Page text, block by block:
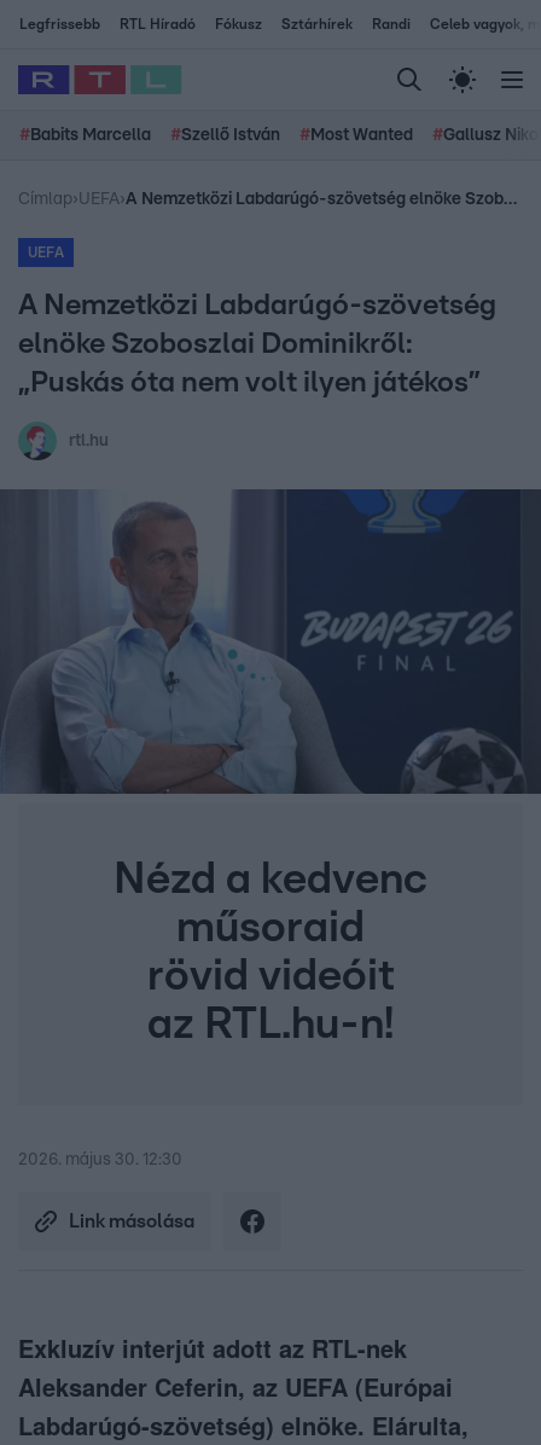
Legfrissebb RTL Híradó Fókusz Sztárhírek Randi Celeb vagyok,
# Babits Marcella #Szellő István # Most Wanted #Gallusz
Címlap›UEFA› A Nemzetközi Labdarúgó-szövetség elnöke Szoboszlai Dominikről: „Puskás óta nem volt ilyen játékos”
UEFA
A Nemzetközi Labdarúgó-szövetség
elnöke Szoboszlai Dominikről:
„Puskás óta nem volt ilyen játékos”
rtl.hu
Nézd a kedvenc
műsoraid
rövid videóit
az RTL.hu-n!
2026. május 30. 12:30
Link másolása
Exkluzív interjút adott az RTL-nek
Aleksander Ceferin, az UEFA (Európai
Labdarúgó-szövetség) elnöke. Elárulta,